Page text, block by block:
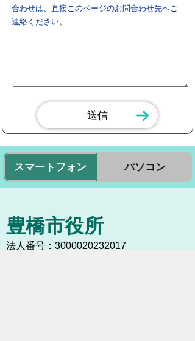
合わせは、直接このページのお問合わせ先へご
連絡ください。
スマートフォン パソコン
豊橋市役所
法人番号：3000020232017